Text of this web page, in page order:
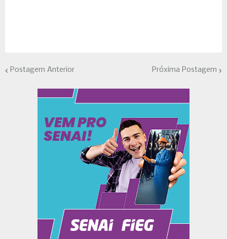
Postagem Anterior Próxima Postagem